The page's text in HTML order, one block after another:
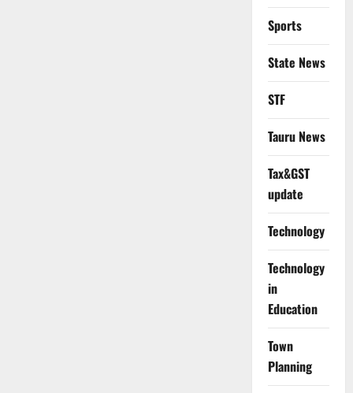
Sports
State News
STF
Tauru News
Tax&GST
update
Technology
Technology
in
Education
Town
Planning